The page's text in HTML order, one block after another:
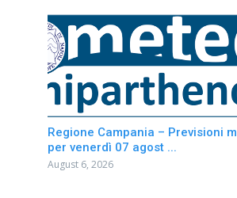
Regione Campania – Previsioni
per venerdì 07 agost ...
August 6, 2026